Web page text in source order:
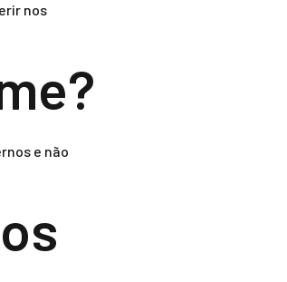
nos
e não